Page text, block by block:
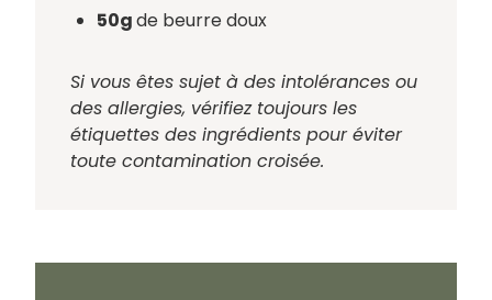
50gde beurre doux
Si vous êtes sujet à des intolérances ou
des allergies, vérifiez toujours les
étiquettes des ingrédients pour éviter
toute contamination croisée.